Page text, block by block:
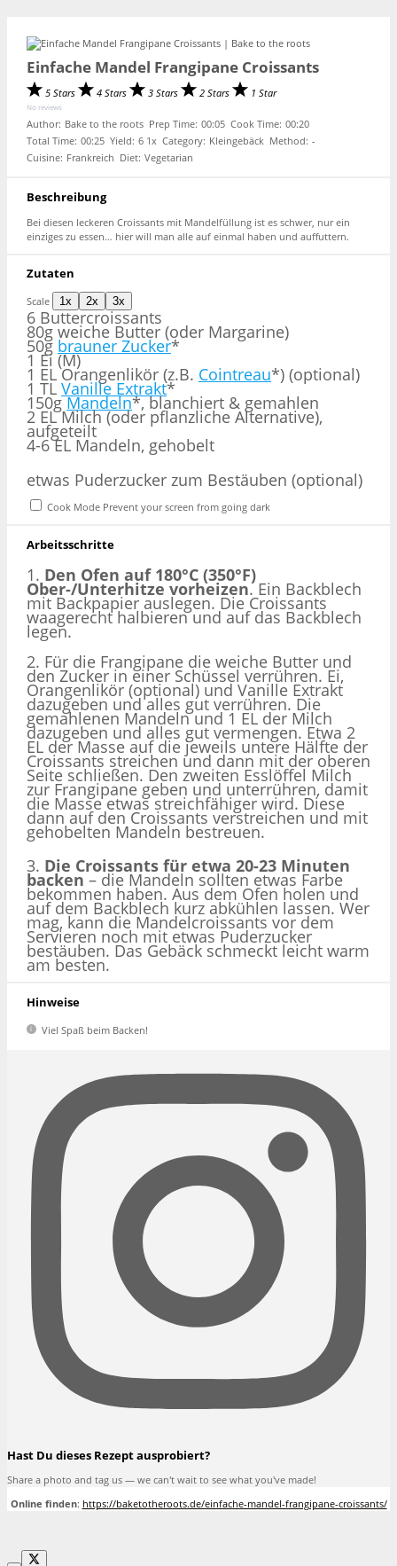
Einfache Mandel Frangipane Croissants
5 Stars 4 Stars 3 Stars 2 Stars 1 Star
No reviews
Author: Bake to the roots Prep Time: 00:05 Cook Time: 00:20
Total Time: 00:25 Yield: 6 1x Category: Kleingebäck Method: -
Cuisine: Frankreich Diet: Vegetarian
Beschreibung
Bei diesen leckeren Croissants mit Mandelfüllung ist es schwer, nur ein
einziges zu essen… hier will man alle auf einmal haben und auffuttern.
Zutaten
Scale 1x 2x 3x
6 Buttercroissants
80g weiche Butter (oder Margarine)
50g brauner Zucker*
1 Ei (M)
1 EL Orangenlikör (z.B. Cointreau*) (optional)
1 TL Vanille Extrakt*
150g Mandeln*, blanchiert & gemahlen
2 EL Milch (oder pflanzliche Alternative),
aufgeteilt
4-6 EL Mandeln, gehobelt
etwas Puderzucker zum Bestäuben (optional)
Cook Mode Prevent your screen from going dark
Arbeitsschritte
1. Den Ofen auf 180°C (350°F)
Ober-/Unterhitze vorheizen. Ein Backblech
mit Backpapier auslegen. Die Croissants
waagerecht halbieren und auf das Backblech
legen.
2. Für die Frangipane die weiche Butter und
den Zucker in einer Schüssel verrühren. Ei,
Orangenlikör (optional) und Vanille Extrakt
dazugeben und alles gut verrühren. Die
gemahlenen Mandeln und 1 EL der Milch
dazugeben und alles gut vermengen. Etwa 2
EL der Masse auf die jeweils untere Hälfte der
Croissants streichen und dann mit der oberen
Seite schließen. Den zweiten Esslöffel Milch
zur Frangipane geben und unterrühren, damit
die Masse etwas streichfähiger wird. Diese
dann auf den Croissants verstreichen und mit
gehobelten Mandeln bestreuen.
3. Die Croissants für etwa 20-23 Minuten
backen – die Mandeln sollten etwas Farbe
bekommen haben. Aus dem Ofen holen und
auf dem Backblech kurz abkühlen lassen. Wer
mag, kann die Mandelcroissants vor dem
Servieren noch mit etwas Puderzucker
bestäuben. Das Gebäck schmeckt leicht warm
am besten.
Hinweise
Viel Spaß beim Backen!
Hast Du dieses Rezept ausprobiert?
Share a photo and tag us — we can't wait to see what you've made!
Online finden: https://baketotheroots.de/einfache-mandel-frangipane-croissants/